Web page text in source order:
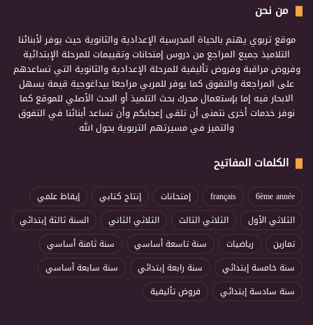
من نحن
موقع تربوي يهتم بالحياة المدرسية الإعدادية والثانوية حيث يوفر لأبنائنا
التلاميذ جميع المراجع من دروس إمتحانات وتقييمات للمرحلة الإبتدائية
وفروض مراقبة وفروض تأليفية للمرحلة الإعدادية والثانوية التي تساعدهم
على المراجعة والتفوق كما يوفر للمربي مراجعا بيداغوجية قيمة يسهل
الابحار فيه إما بإستعمال محرك بحث التلميذ أو البحث الأصلي للموقع كما
نوفر خدمات أخرى نتمنى أن تلقى إعجابكم وأن تساعد أبنائنا في التفوق
والتميز في مسيرتهم التربوية بحول الله
الكلمات المفاتيح
6ème année
français إمتحانات إنتاج كتابي
إيقاظ علمي
الثلاثي الأول
الثلاثي الثالث الثلاثي الثاني
السنة ثالثة إبتدائي
تمارين
رياضيات سنة تاسعة أساسي
سنة ثامنة أساسي
سنة خامسة إبتدائي
سنة رابعة إبتدائي
سنة سابعة أساسي
سنة سادسة إبتدائي
فروض تأليفية